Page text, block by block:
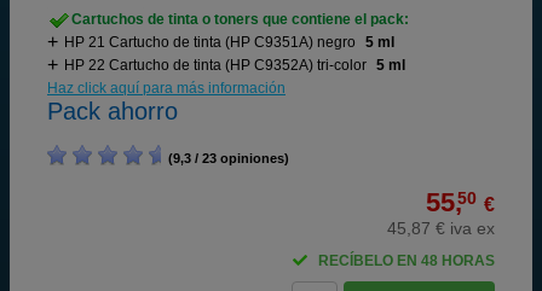
Cartuchos de tinta o toners que contiene el pack:
HP 21 Cartucho de tinta (HP C9351A) negro
5 ml
HP 22 Cartucho de tinta (HP C9352A) tri-color 5 ml
Haz click aquí para más información
Pack ahorro
(9,3 / 23 opiniones)
55,50 €
45,87 € iva ex
RECÍBELO EN 48 HORAS